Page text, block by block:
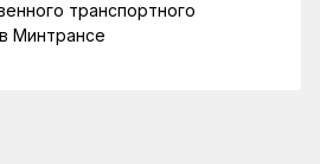
транспортного
Минтрансе